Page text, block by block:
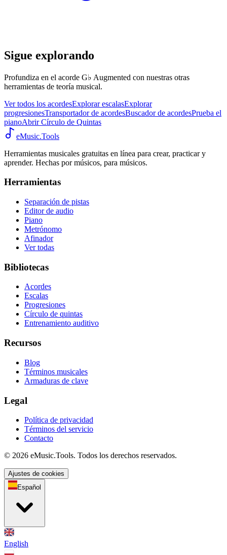
Sigue explorando
Profundiza en el acorde G♭ Augmented con nuestras otras
herramientas de teoría musical.
Ver todos los acordesExplorar escalasExplorar
progresionesTransportador de acordesBuscador de acordesPrueba el
pianoAbrir Círculo de Quintas
eMusic.Tools
Herramientas musicales gratuitas en línea para crear, practicar y
aprender. Hechas por músicos, para músicos.
Herramientas
Separación de pistas
Editor de audio
Piano
Metrónomo
Afinador
Ver todas
Bibliotecas
Acordes
Escalas
Progresiones
Círculo de quintas
Entrenamiento auditivo
Recursos
Blog
Términos musicales
Armaduras de clave
Legal
Política de privacidad
Términos del servicio
Contacto
© 2026 eMusic.Tools. Todos los derechos reservados.
Ajustes de cookies
Español
English